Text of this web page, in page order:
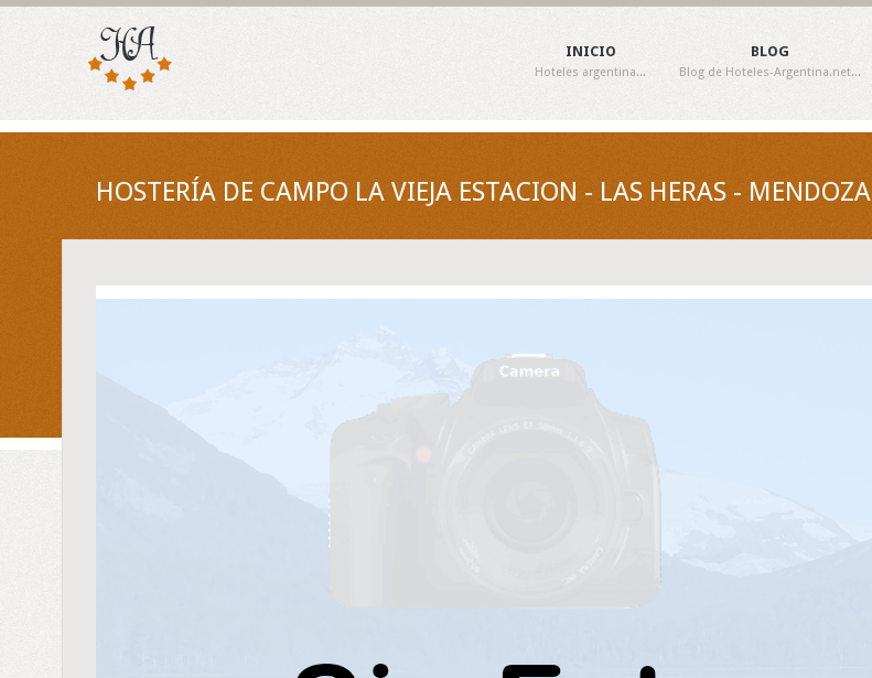
INICIO
Hoteles argentina...
BLOG
Blog de Hoteles-Argentina.net...
HOSTERÍA DE CAMPO LA VIEJA ESTACION - LAS HERAS - MENDOZA